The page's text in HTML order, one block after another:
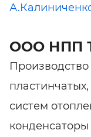
ООО НПП
систем